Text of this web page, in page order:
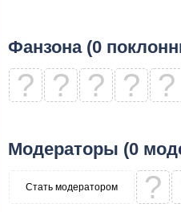
Фанзона (0
? ? ? ? ?
Модераторы (0
Стать модератором ?